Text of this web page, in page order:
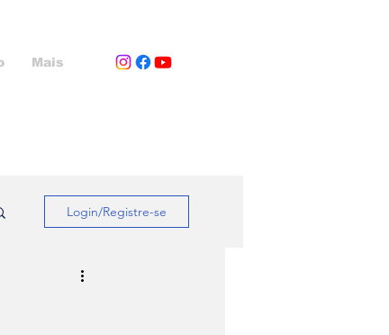
Mais
Login/Registre-se